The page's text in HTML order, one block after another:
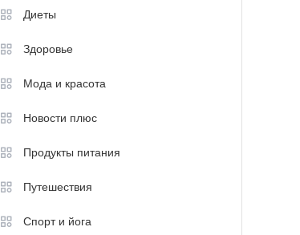
Диеты
Здоровье
Мода и красота
Новости плюс
Продукты питания
Путешествия
Спорт и йога